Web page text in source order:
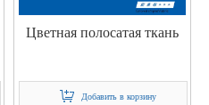
Цветная полосатая ткань
Добавить в корзину